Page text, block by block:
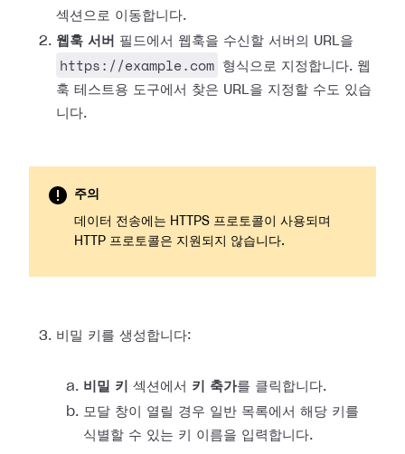
섹션으로 이동합니다.
웹훅 서버 필드에서 웹훅을 수신할 서버의 URL을
https://example.com
형식으로 지정합니다. 웹
훅 테스트용 도구에서 찾은 URL을 지정할 수도 있습
니다.
주의
데이터 전송에는 HTTPS 프로토콜이 사용되며
HTTP 프로토콜은 지원되지 않습니다.
비밀 키를 생성합니다:
비밀 키 섹션에서 키 축가를 클릭합니다.
모달 창이 열릴 경우 일반 목록에서 해당 키를
식별할 수 있는 키 이름을 입력합니다.